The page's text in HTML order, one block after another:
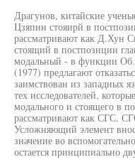
Драгунов, китайские
Цзяпин стояирй в
рассматривают как Д.Хун
стоящий в постпозиции
модальный - в функции
(1977) предлагают
заимствован из западных
тех исследователей,
модального и стоящего в
рассматривают как СГС.
Усложняющий элемент
значение во
остается принципиально